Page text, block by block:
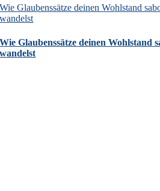
Wie Glaubenssätze deinen Wohlstand
wandelst
Wie Glaubenssätze deinen Wohlstand
wandelst